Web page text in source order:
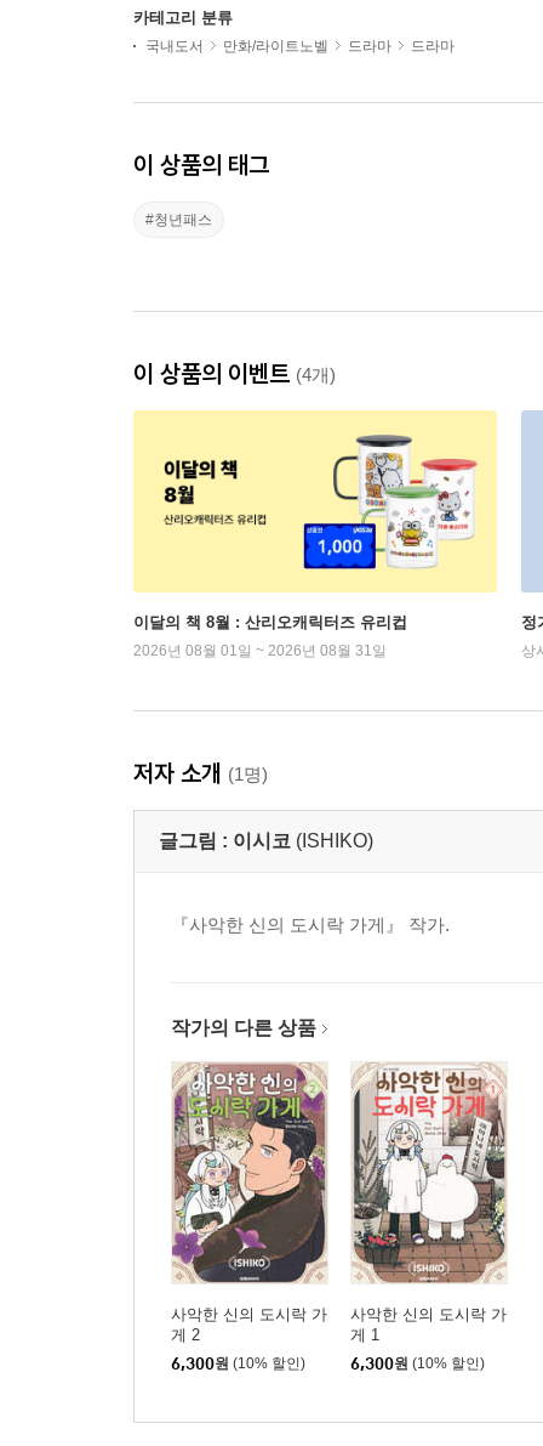
카테고리 분류
국내도서 만화/라이트노벨 드라마 드라마
이 상품의 태그
#청년패스
이 상품의 이벤트 (4개)
이달의 책 8월 : 산리오캐릭터즈 유리컵
2026년 08월 01일 ~ 2026년 08월 31일
정
상
저자 소개 (1명)
글그림 : 이시코 (ISHIKO)
『사악한 신의 도시락 가게』 작가.
작가의 다른 상품
사악한 신의 도시락 가
게 2
6,300원 (10% 할인)
사악한 신의 도시락 가
게 1
6,300원 (10% 할인)